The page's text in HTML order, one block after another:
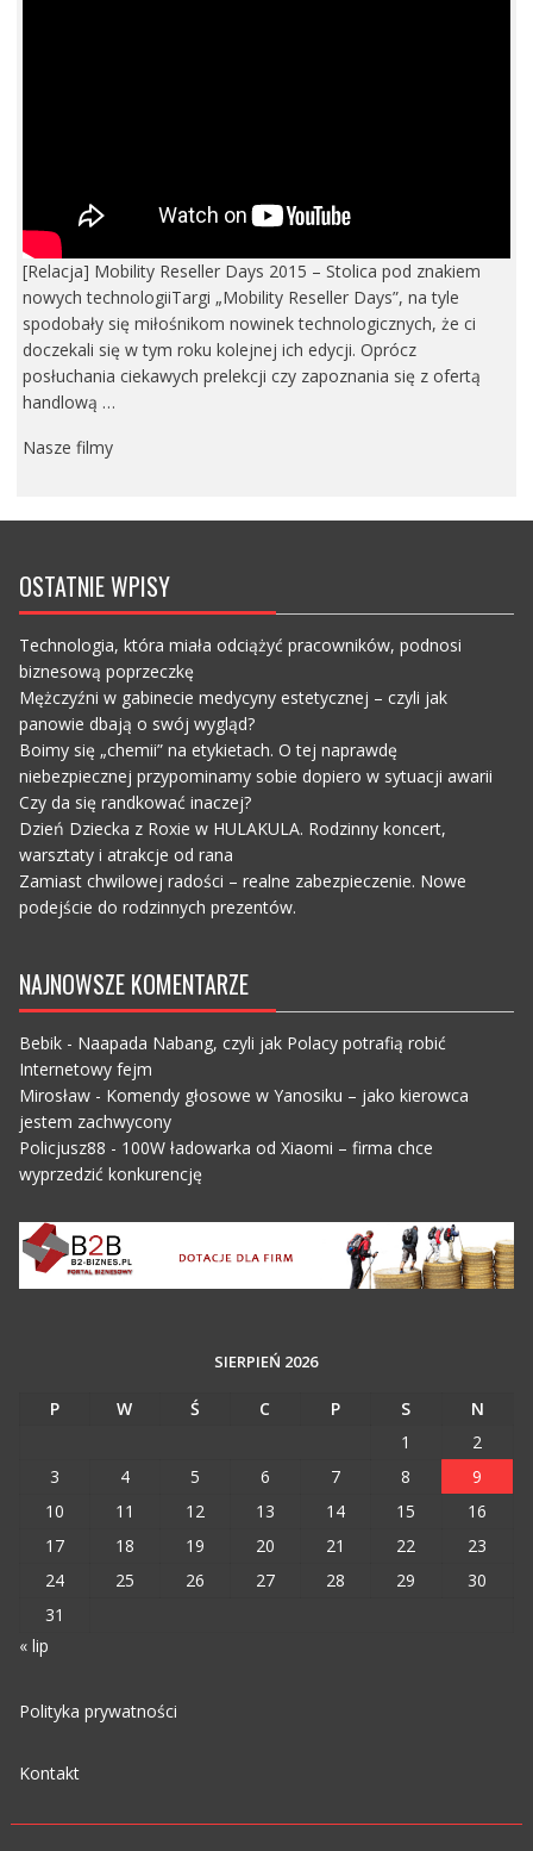
[Relacja] Mobility Reseller Days 2015 – Stolica pod znakiem
nowych technologiiTargi „Mobility Reseller Days”, na tyle
spodobały się miłośnikom nowinek technologicznych, że ci
doczekali się w tym roku kolejnej ich edycji. Oprócz
posłuchania ciekawych prelekcji czy zapoznania się z ofertą
handlową …
Nasze filmy
OSTATNIE WPISY
Technologia, która miała odciążyć pracowników, podnosi
biznesową poprzeczkę
Mężczyźni w gabinecie medycyny estetycznej – czyli jak
panowie dbają o swój wygląd?
Boimy się „chemii” na etykietach. O tej naprawdę
niebezpiecznej przypominamy sobie dopiero w sytuacji awarii
Czy da się randkować inaczej?
Dzień Dziecka z Roxie w HULAKULA. Rodzinny koncert,
warsztaty i atrakcje od rana
Zamiast chwilowej radości – realne zabezpieczenie. Nowe
podejście do rodzinnych prezentów.
NAJNOWSZE KOMENTARZE
Bebik- Naapada Nabang, czyli jak Polacy potrafią robić
Internetowy fejm
Mirosław- Komendy głosowe w Yanosiku – jako kierowca
jestem zachwycony
Policjusz88 - 100W ładowarka od Xiaomi – firma chce
wyprzedzić konkurencję
SIERPIEŃ 2026
P W Ś C P S
N
1
2
3
4 5 6 7 8
9
10
11 12 13 14 15
16
17
18 19 20 21 22
23
24
25 26 27 28 29
30
31
« lip
Polityka prywatności
Kontakt